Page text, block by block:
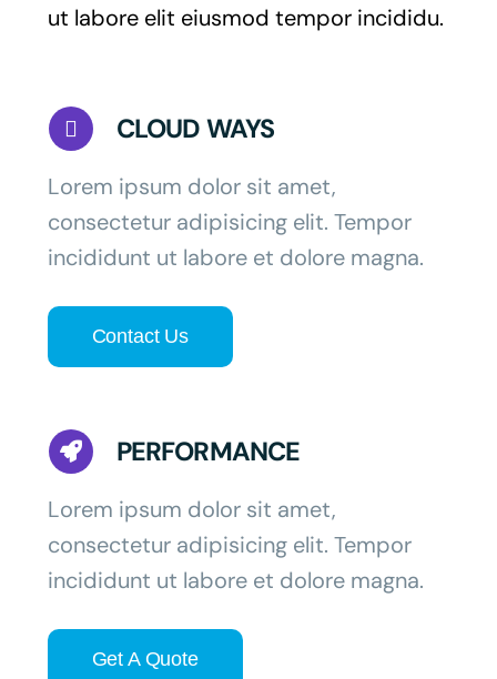
ut labore elit eiusmod tempor incididu.
CLOUD WAYS
Lorem ipsum dolor sit amet,
consectetur adipisicing elit. Tempor
incididunt ut labore et dolore magna.
Contact Us
PERFORMANCE
Lorem ipsum dolor sit amet,
consectetur adipisicing elit. Tempor
incididunt ut labore et dolore magna.
Get A Quote